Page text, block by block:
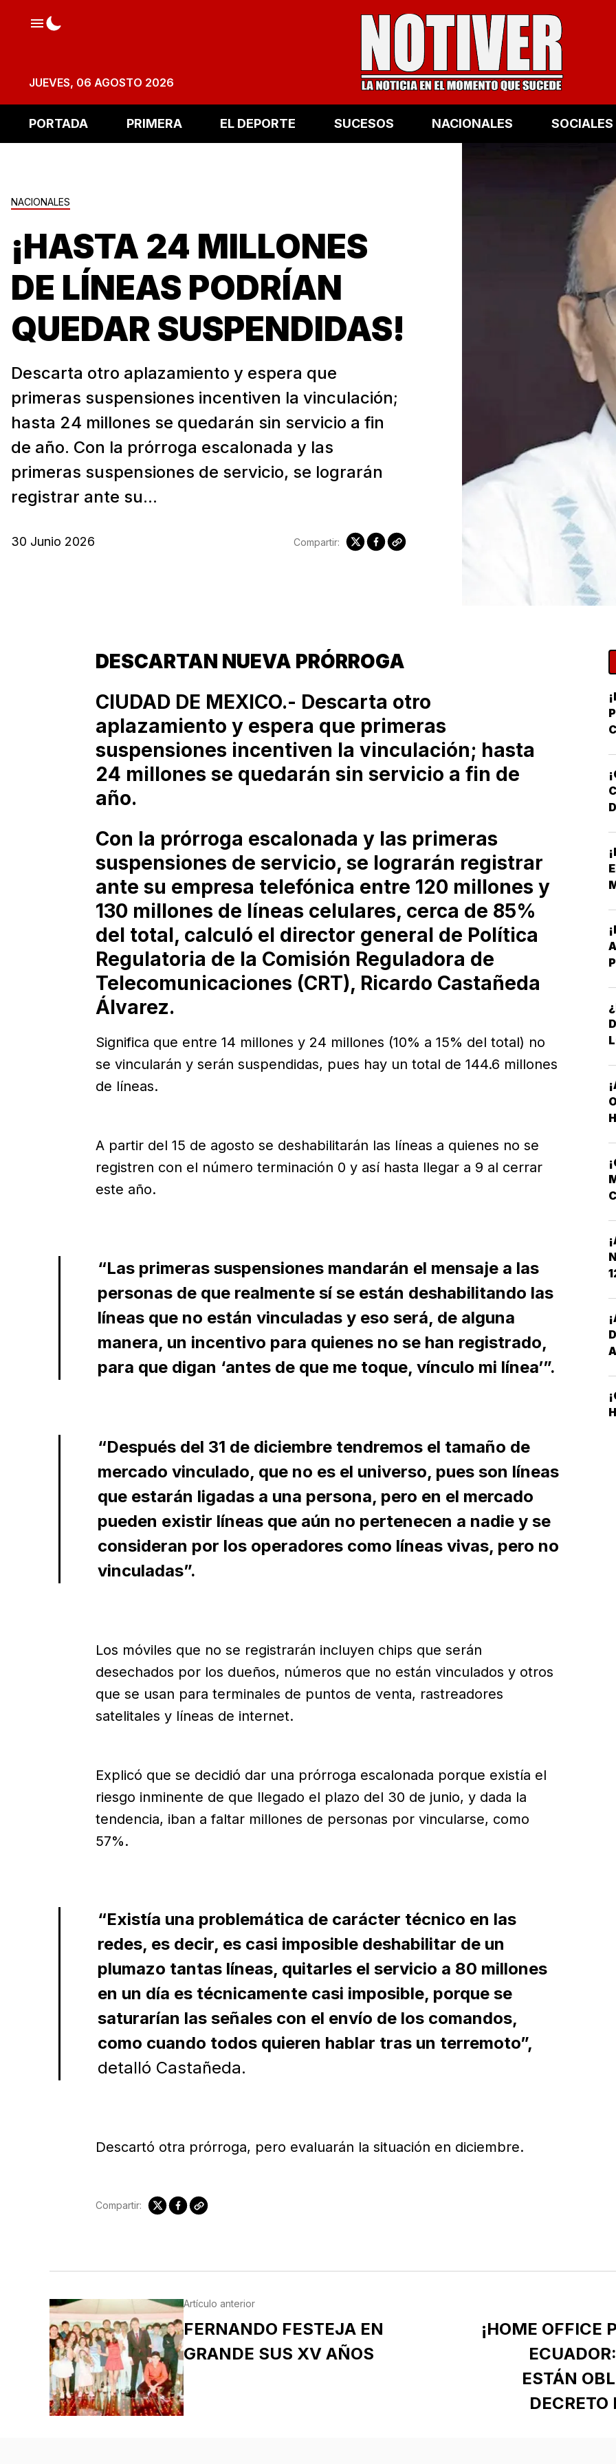
JUEVES, 06 AGOSTO 2026
PORTADA PRIMERA EL DEPORTE SUCESOS NACIONALES SOCIALES
NACIONALES
¡HASTA 24 MILLONES
DE LÍNEAS PODRÍAN
QUEDAR SUSPENDIDAS!
Descarta otro aplazamiento y espera que
primeras suspensiones incentiven la vinculación;
hasta 24 millones se quedarán sin servicio a fin
de año. Con la prórroga escalonada y las
primeras suspensiones de servicio, se lograrán
registrar ante su...
30 Junio 2026 Compartir:
DESCARTAN NUEVA PRÓRROGA
CIUDAD DE MEXICO.- Descarta otro
aplazamiento y espera que primeras
suspensiones incentiven la vinculación; hasta
24 millones se quedarán sin servicio a fin de
año.
Con la prórroga escalonada y las primeras
suspensiones de servicio, se lograrán registrar
ante su empresa telefónica entre 120 millones y
130 millones de líneas celulares, cerca de 85%
del total, calculó el director general de Política
Regulatoria de la Comisión Reguladora de
Telecomunicaciones (CRT), Ricardo Castañeda
Álvarez.
Significa que entre 14 millones y 24 millones (10% a 15% del total) no
se vincularán y serán suspendidas, pues hay un total de 144.6 millones
de líneas.
A partir del 15 de agosto se deshabilitarán las líneas a quienes no se
registren con el número terminación 0 y así hasta llegar a 9 al cerrar
este año.
“Las primeras suspensiones mandarán el mensaje a las
personas de que realmente sí se están deshabilitando las
líneas que no están vinculadas y eso será, de alguna
manera, un incentivo para quienes no se han registrado,
para que digan ‘antes de que me toque, vínculo mi línea’”.
“Después del 31 de diciembre tendremos el tamaño de
mercado vinculado, que no es el universo, pues son líneas
que estarán ligadas a una persona, pero en el mercado
pueden existir líneas que aún no pertenecen a nadie y se
consideran por los operadores como líneas vivas, pero no
vinculadas”.
Los móviles que no se registrarán incluyen chips que serán
desechados por los dueños, números que no están vinculados y otros
que se usan para terminales de puntos de venta, rastreadores
satelitales y líneas de internet.
Explicó que se decidió dar una prórroga escalonada porque existía el
riesgo inminente de que llegado el plazo del 30 de junio, y dada la
tendencia, iban a faltar millones de personas por vincularse, como
57%.
“Existía una problemática de carácter técnico en las
redes, es decir, es casi imposible deshabilitar de un
plumazo tantas líneas, quitarles el servicio a 80 millones
en un día es técnicamente casi imposible, porque se
saturarían las señales con el envío de los comandos,
como cuando todos quieren hablar tras un terremoto”,
detalló Castañeda.
Descartó otra prórroga, pero evaluarán la situación en diciembre.
Compartir:
Artículo anterior
FERNANDO FESTEJA EN
GRANDE SUS XV AÑOS
¡HOME OFFICE
ESTÁN